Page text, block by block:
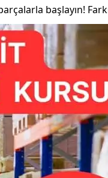
başlayın!